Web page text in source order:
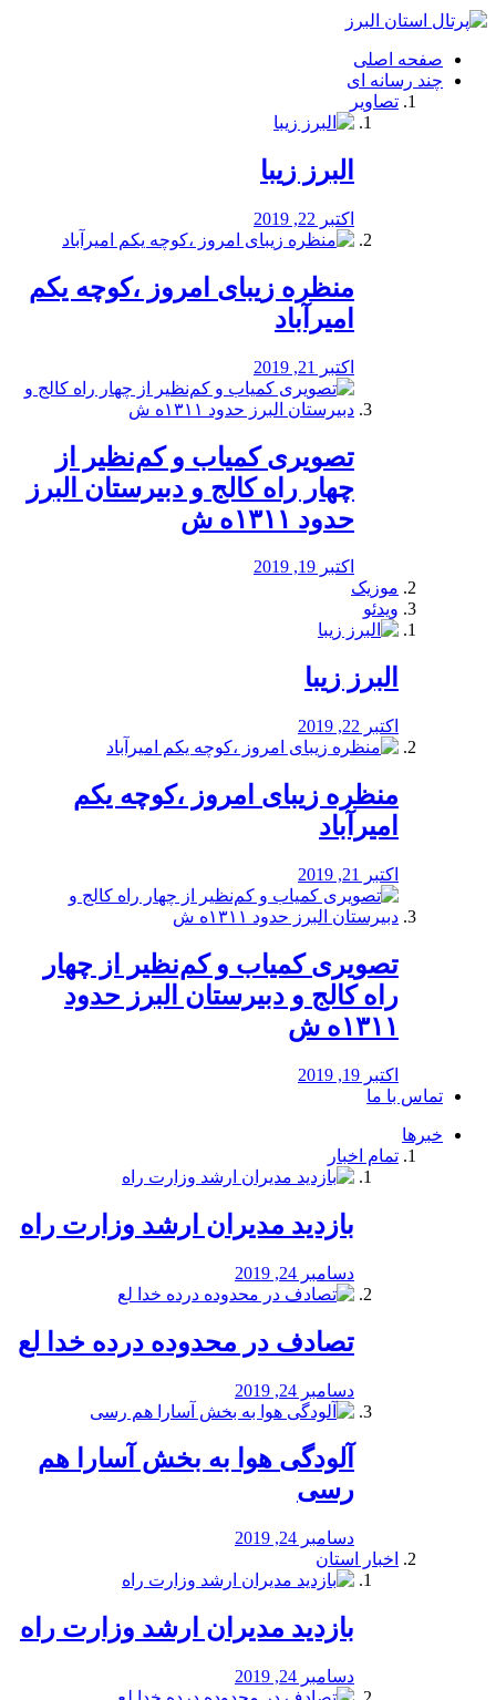
فصد
شرق
تهران
خشکشویی
صفحه اصلی
چند رسانه ای
تصاویر
البرز زیبا
اکتبر 22, 2019
منظره‌‌ زیبای امروز ،کوچه یکم
امیرآباد
اکتبر 21, 2019
️تصویری کمیاب و کم‌نظیر از
چهار راه كالج و دبيرستان البرز
حدود ۱۳۱۱ه ش
اکتبر 19, 2019
موزیک
ویدئو
البرز زیبا
اکتبر 22, 2019
منظره‌‌ زیبای امروز ،کوچه یکم
امیرآباد
اکتبر 21, 2019
️تصویری کمیاب و کم‌نظیر از چهار
راه كالج و دبيرستان البرز حدود
۱۳۱۱ه ش
اکتبر 19, 2019
تماس با ما
خبرها
تمام اخبار
بازدید مدیران ارشد وزارت راه
دسامبر 24, 2019
تصادف در محدوده درده خدا لع
دسامبر 24, 2019
آلودگی هوا به بخش آسارا هم
رسی
دسامبر 24, 2019
اخبار استان
بازدید مدیران ارشد وزارت راه
دسامبر 24, 2019